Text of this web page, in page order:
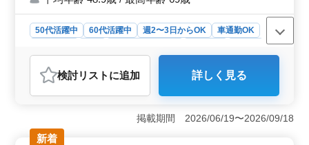
なります☆ 皆様のご応募お待ちしておりま
す
50代活躍中 60代活躍中 週2〜3日からOK
車通勤OK
アルバイト・パート
おすすめポイント
＜シニア世代の活躍＞ 最近、シニア世代の方も採用さ
れ、積極的に活躍しています。福祉施設での看護業務
は、経験豊富なシニアの方々が地域の高齢者に寄り添
い、心温まるケアを提供しています。シニア世代が活躍
検討リスト に追加 詳しく見る
掲載期間 2026/06/19〜2026/09/18
新着